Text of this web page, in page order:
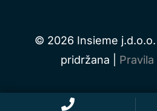
© 2026 Insieme
pridržana |